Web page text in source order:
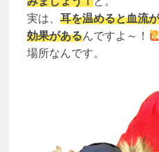
実は、 耳を温めると血流
効果があるんですよ～！
場所なんです。